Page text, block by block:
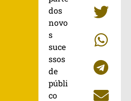
dos
novo
s
suce
ssos
de
públi
co